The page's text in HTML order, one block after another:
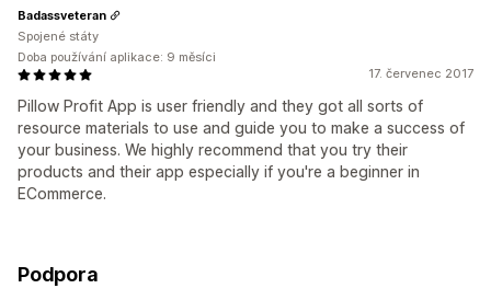
17. červenec 2017
Pillow Profit App is user friendly and they got all sorts of
resource materials to use and guide you to make a success of
your business. We highly recommend that you try their
products and their app especially if you're a beginner in
ECommerce.
Badassveteran
Spojené státy
Doba používání aplikace: 9 měsíci
Podpora